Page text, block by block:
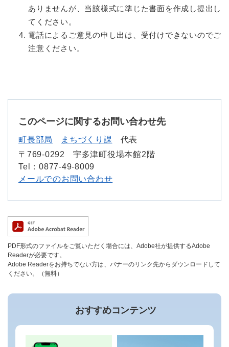
ありませんが、当該様式に準じた書面を作成し提出し
てください。
電話によるご意見の申し出は、受付けできないのでご
注意ください。
このページに関するお問い合わせ先
町長部局 まちづくり課
代表
〒769-0292
宇多津町役場本館2階
Tel：0877-49-8009
メールでのお問い合わせ
PDF形式のファイルをご覧いただく場合には、Adobe社が提供するAdobe
Readerが必要です。
Adobe Readerをお持ちでない方は、バナーのリンク先からダウンロードして
ください。（無料）
おすすめコンテンツ